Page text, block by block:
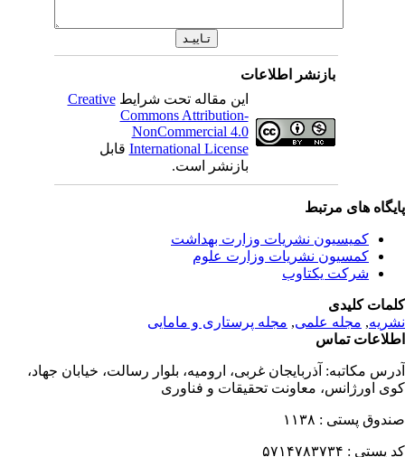
بازنشر اطلاعات
این مقاله تحت شرایطCreative
Commons Attribution-
NonCommercial 4.0
International Licenseقابل
بازنشر است.
های مرتبط
کمیسیون نشریات وزارت بهداشت
کمسیون نشریات وزارت علوم
شرکت یکتاوب
کلیدی
,مجله علمی, مجله پرستاری و مامایی
تماس
مکاتبه:آذربایجان غربی، ارومیه، بلوار رسالت، خیابان جهاد،
اورژانس، معاونت تحقیقات و فناوری
پستی : ۱۱۳۸
پستی : ۵۷۱۴۷۸۳۷۳۴